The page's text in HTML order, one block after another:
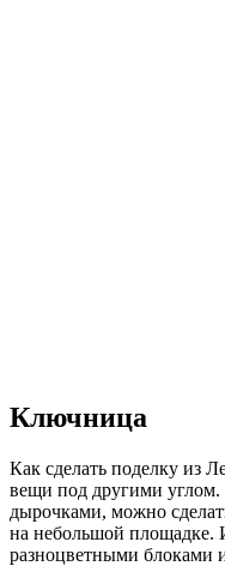
Ключница
Как сделать поделку из
вещи под другими углом.
дырочками, можно
на небольшой площадке.
разноцветными блоками